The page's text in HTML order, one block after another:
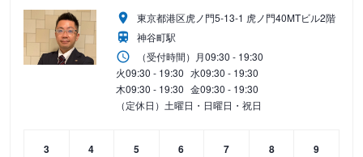
東京都港区虎ノ門5-13-1 虎ノ門40MTビル2階
神谷町駅
（受付時間） 月09:30 - 19:30
火09:30 - 19:30 水09:30 - 19:30
木09:30 - 19:30 金09:30 - 19:30
（定休日）土曜日・日曜日・祝日
3
4
5
6
7
8
9